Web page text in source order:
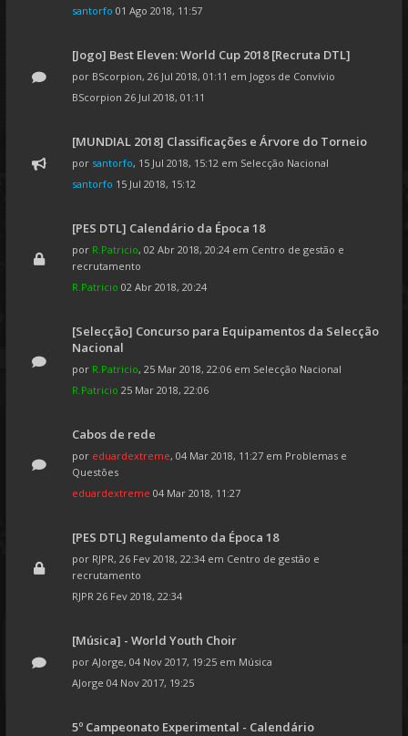
santorfo 01 Ago 2018, 11:57
[Jogo] Best Eleven: World Cup 2018 [Recruta DTL]
por BScorpion, 26 Jul 2018, 01:11 em Jogos de Convívio
BScorpion 26 Jul 2018, 01:11
[MUNDIAL 2018] Classificações e Árvore do Torneio
por santorfo, 15 Jul 2018, 15:12 em Selecção Nacional
santorfo 15 Jul 2018, 15:12
[PES DTL] Calendário da Época 18
por R.Patricio, 02 Abr 2018, 20:24 em Centro de gestão e
recrutamento
R.Patricio 02 Abr 2018, 20:24
[Selecção] Concurso para Equipamentos da Selecção
Nacional
por R.Patricio, 25 Mar 2018, 22:06 em Selecção Nacional
R.Patricio 25 Mar 2018, 22:06
Cabos de rede
por eduardextreme, 04 Mar 2018, 11:27 em Problemas e
Questões
eduardextreme 04 Mar 2018, 11:27
[PES DTL] Regulamento da Época 18
por RJPR, 26 Fev 2018, 22:34 em Centro de gestão e
recrutamento
RJPR 26 Fev 2018, 22:34
[Música] - World Youth Choir
por AJorge, 04 Nov 2017, 19:25 em Música
AJorge 04 Nov 2017, 19:25
5º Campeonato Experimental - Calendário